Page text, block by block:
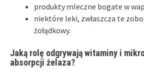
produkty mleczne bogate w
niektóre leki, zwłaszcza te
żołądkowy.
Jaką rolę odgrywają witaminy i
absorpcji żelaza?